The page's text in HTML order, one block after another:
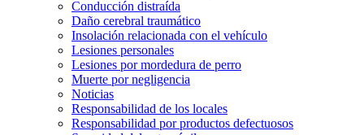
Conducción distraída
Daño cerebral traumático
Insolación relacionada con el vehículo
Lesiones personales
Lesiones por mordedura de perro
Muerte por negligencia
Noticias
Responsabilidad de los locales
Responsabilidad por productos defectuosos